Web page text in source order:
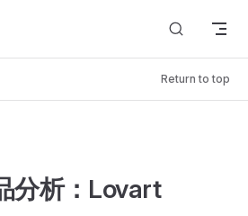
Return to top
分析：Lovart